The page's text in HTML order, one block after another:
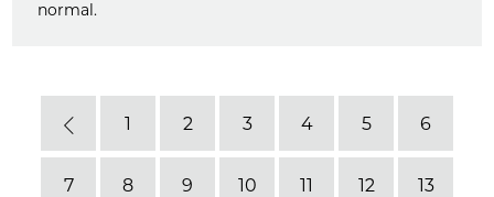
normal.
Previous
1 2 3 4 5 6
7 8 9 10 11 12 13